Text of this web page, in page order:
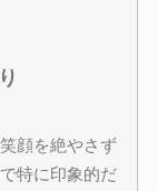
顔を絶やさず
特に印象的だ